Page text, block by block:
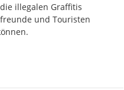
illegalen Graffitis
und Touristen